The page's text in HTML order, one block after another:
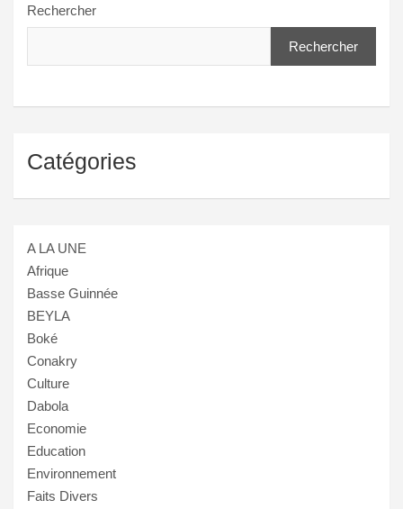
Rechercher
Rechercher
Catégories
A LA UNE
Afrique
Basse Guinnée
BEYLA
Boké
Conakry
Culture
Dabola
Economie
Education
Environnement
Faits Divers